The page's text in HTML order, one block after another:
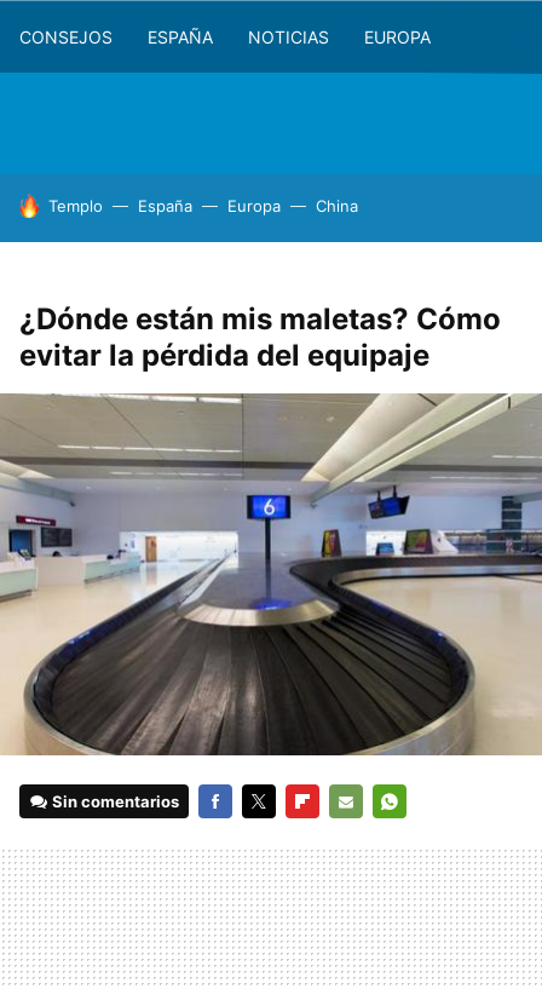
CONSEJOS ESPAÑA NOTICIAS EUROPA
HOY SE HABLA DE
Templo España Europa China
¿Dónde están mis maletas? Cómo
evitar la pérdida del equipaje
Sin comentarios
MAIL